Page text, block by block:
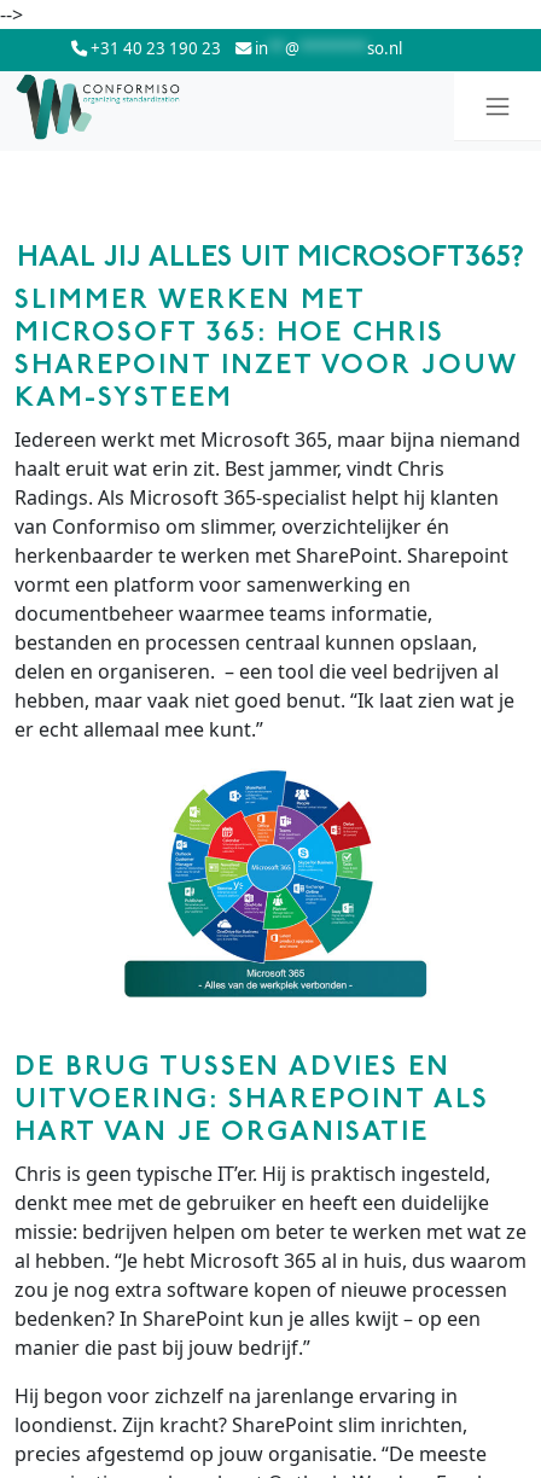
-->Skip to main content
+31 40 23 190 23 in ** @ ******** so.nl
HAAL JIJ ALLES UIT MICROSOFT365?
SLIMMER WERKEN MET
MICROSOFT 365: HOE CHRIS
SHAREPOINT INZET VOOR JOUW
KAM-SYSTEEM
Iedereen werkt met Microsoft 365, maar bijna niemand
haalt eruit wat erin zit. Best jammer, vindt Chris
Radings. Als Microsoft 365-specialist helpt hij klanten
van Conformiso om slimmer, overzichtelijker én
herkenbaarder te werken met SharePoint. Sharepoint
vormt een platform voor samenwerking en
documentbeheer waarmee teams informatie,
bestanden en processen centraal kunnen opslaan,
delen en organiseren. – een tool die veel bedrijven al
hebben, maar vaak niet goed benut. “Ik laat zien wat je
er echt allemaal mee kunt.”
DE BRUG TUSSEN ADVIES EN
UITVOERING: SHAREPOINT ALS
HART VAN JE ORGANISATIE
Chris is geen typische IT’er. Hij is praktisch ingesteld,
denkt mee met de gebruiker en heeft een duidelijke
missie: bedrijven helpen om beter te werken met wat ze
al hebben. “Je hebt Microsoft 365 al in huis, dus waarom
zou je nog extra software kopen of nieuwe processen
bedenken? In SharePoint kun je alles kwijt – op een
manier die past bij jouw bedrijf.”
Hij begon voor zichzelf na jarenlange ervaring in
loondienst. Zijn kracht? SharePoint slim inrichten,
precies afgestemd op jouw organisatie. “De meeste